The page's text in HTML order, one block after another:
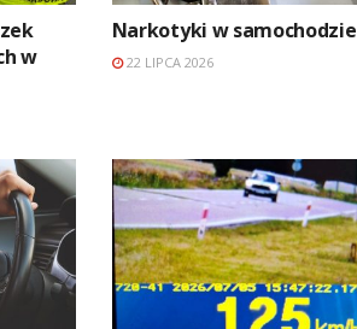
w
Narkotyki w samochodzie
22 LIPCA 2026